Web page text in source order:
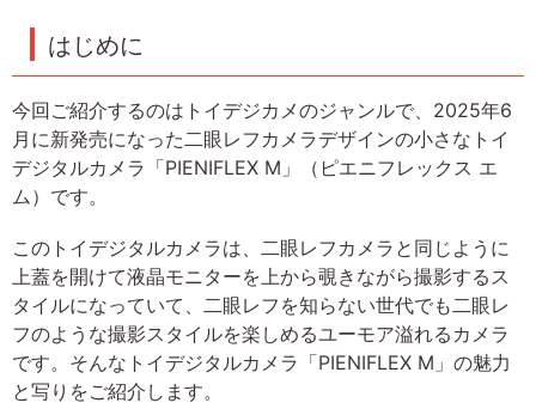
はじめに
今回ご紹介するのはトイデジカメのジャンルで、2025年6
月に新発売になった二眼レフカメラデザインの小さなトイ
デジタルカメラ「PIENIFLEX M」（ピエニフレックス エ
ム）です。
このトイデジタルカメラは、二眼レフカメラと同じように
上蓋を開けて液晶モニターを上から覗きながら撮影するス
タイルになっていて、二眼レフを知らない世代でも二眼レ
フのような撮影スタイルを楽しめるユーモア溢れるカメラ
です。そんなトイデジタルカメラ「PIENIFLEX M」の魅力
と写りをご紹介します。